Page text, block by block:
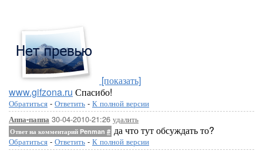
[показать]
www.gifzona.ru Спасибо!
Обратиться - Ответить - К полной версии
Аппа-паппа 30-04-2010-21:26 удалить
Ответ на комментарий Penman # да что тут обсуждать то?
Обратиться - Ответить - К полной версии